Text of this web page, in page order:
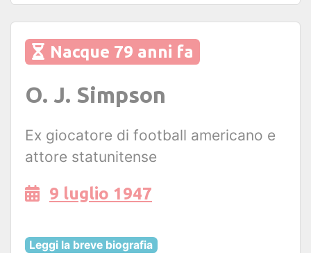
Nacque 79 anni fa
O. J. Simpson
Ex giocatore di football americano e
attore statunitense
9 luglio 1947
Leggi la breve biografia